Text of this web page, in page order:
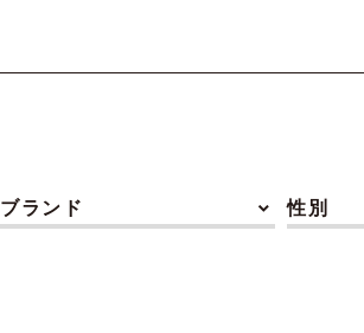
ブランド 性別